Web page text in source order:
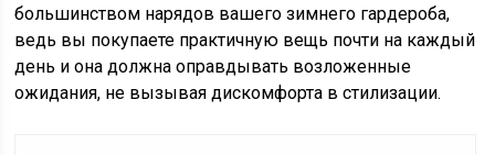
большинством нарядов вашего зимнего гардероба,
ведь вы покупаете практичную вещь почти на каждый
день и она должна оправдывать возложенные
ожидания, не вызывая дискомфорта в стилизации.